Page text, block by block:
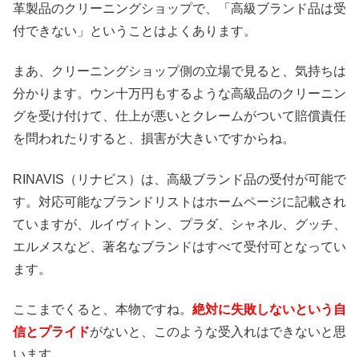
革製品のクリーニングショップで、「高級ブランド品は受
付できない」ということはよくあります。
まあ、クリーニングショップ側の立場で見ると、気持ちは
分かります。ウン十万円もするような高級品のクリーニン
グを受け付けて、仕上が悪いとクレームがついて賠償責任
を問われたりすると、損害が大きいですからね。
RINAVIS（リナビス）は、高級ブランド品の受付が可能で
す。対応可能なブランドリストはホームページに記載され
ていますが、ルイヴィトン、プラダ、シャネル、グッチ、
エルメスなど、著名なブランドはすべて受付可となってい
ます。
ここまでくると、本物ですね。 絶対に失敗しないという自
信とプライドがないと、このような受入れはできないと思
います。